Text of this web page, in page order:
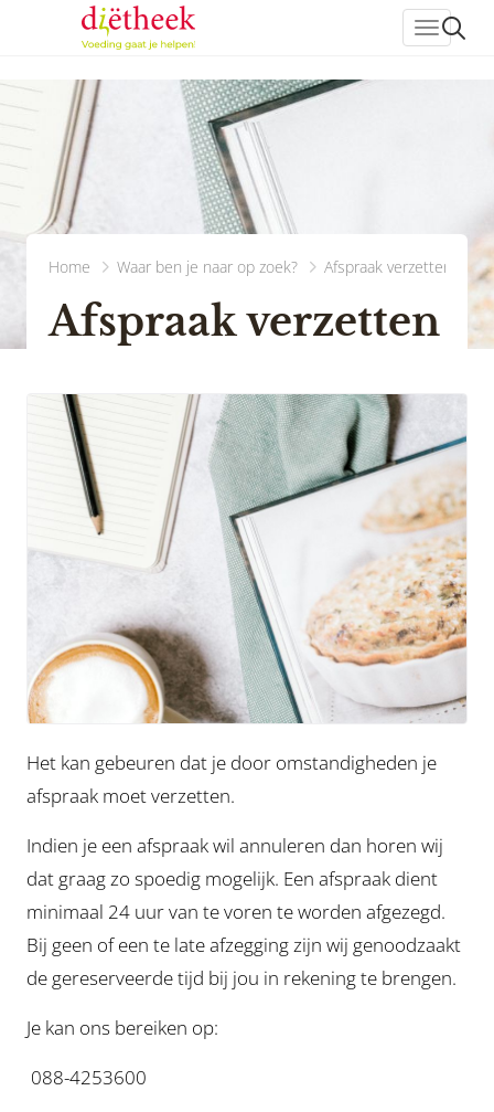
Home Waar ben je naar op zoek? Afspraak verzetten
Afspraak verzetten
Het kan gebeuren dat je door omstandigheden je
afspraak moet verzetten.
Indien je een afspraak wil annuleren dan horen wij
dat graag zo spoedig mogelijk. Een afspraak dient
minimaal 24 uur van te voren te worden afgezegd.
Bij geen of een te late afzegging zijn wij genoodzaakt
de gereserveerde tijd bij jou in rekening te brengen.
Je kan ons bereiken op:
088-4253600